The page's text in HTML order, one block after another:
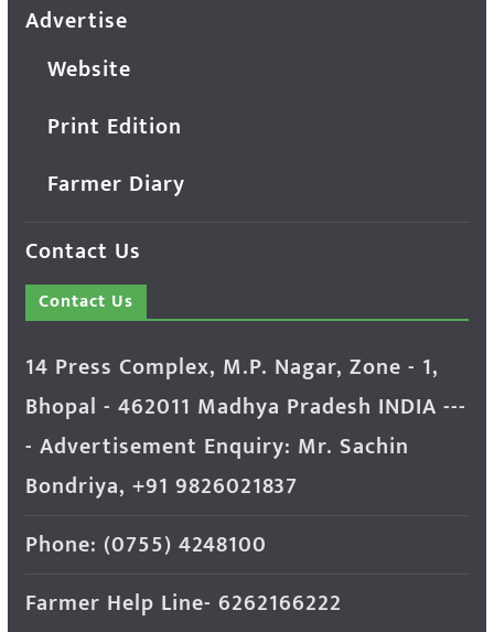
Advertise
Website
Print Edition
Farmer Diary
Contact Us
Contact Us
14 Press Complex, M.P. Nagar, Zone - 1,
Bhopal - 462011 Madhya Pradesh INDIA ---
- Advertisement Enquiry: Mr. Sachin
Bondriya, +91 9826021837
Phone: (0755) 4248100
Farmer Help Line- 6262166222